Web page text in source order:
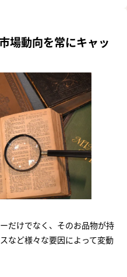
場動向を常にキャッ
だけでなく、そのお品物が持
など様々な要因によって変動